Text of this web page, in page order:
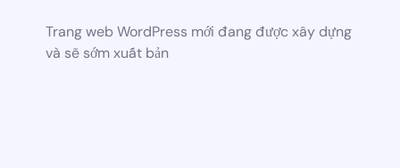
Trang web WordPress mới đang được xây dựng
và sẽ sớm xuất bản